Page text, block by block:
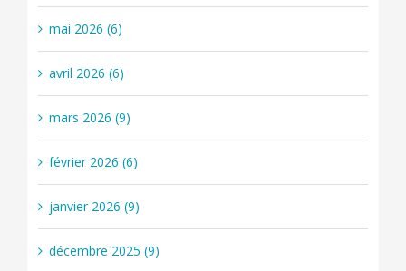
mai 2026 (6)
avril 2026 (6)
mars 2026 (9)
février 2026 (6)
janvier 2026 (9)
décembre 2025 (9)